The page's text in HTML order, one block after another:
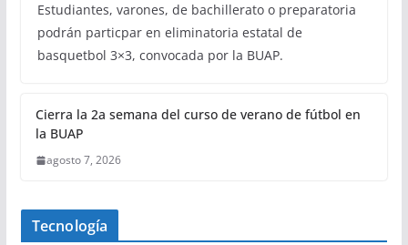
Estudiantes, varones, de bachillerato o preparatoria
podrán particpar en eliminatoria estatal de
basquetbol 3×3, convocada por la BUAP.
Cierra la 2a semana del curso de verano de fútbol en
la BUAP
agosto 7, 2026
Tecnología